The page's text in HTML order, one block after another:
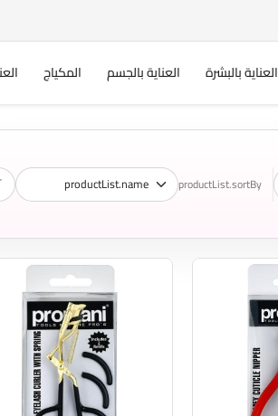
العناية بالبشرة العناية بالجسم المكياج
productList.sortBy